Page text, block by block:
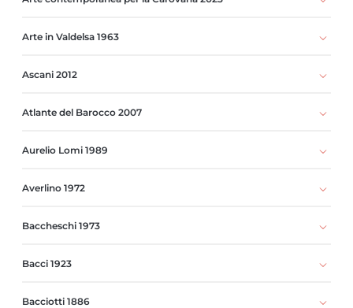
Arte in Valdelsa 1963
Ascani 2012
Atlante del Barocco 2007
Aurelio Lomi 1989
Averlino 1972
Baccheschi 1973
Bacci 1923
Bacciotti 1886